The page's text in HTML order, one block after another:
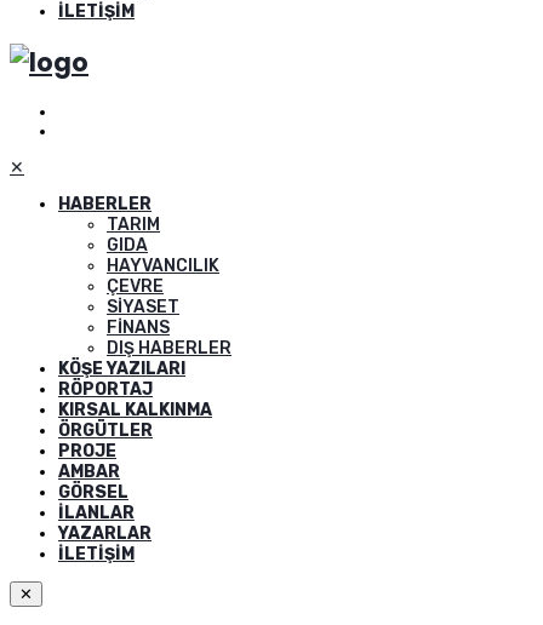
İLETIŞIM
✕
HABERLER
TARIM
GIDA
HAYVANCILIK
ÇEVRE
SIYASET
FINANS
DIŞ HABERLER
KÖŞE YAZILARI
RÖPORTAJ
KIRSAL KALKINMA
ÖRGÜTLER
PROJE
AMBAR
GÖRSEL
İLANLAR
YAZARLAR
İLETIŞIM
✕